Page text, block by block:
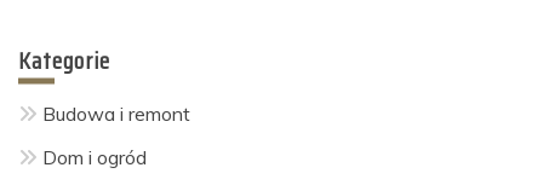
Kategorie
Budowa i remont
Dom i ogród